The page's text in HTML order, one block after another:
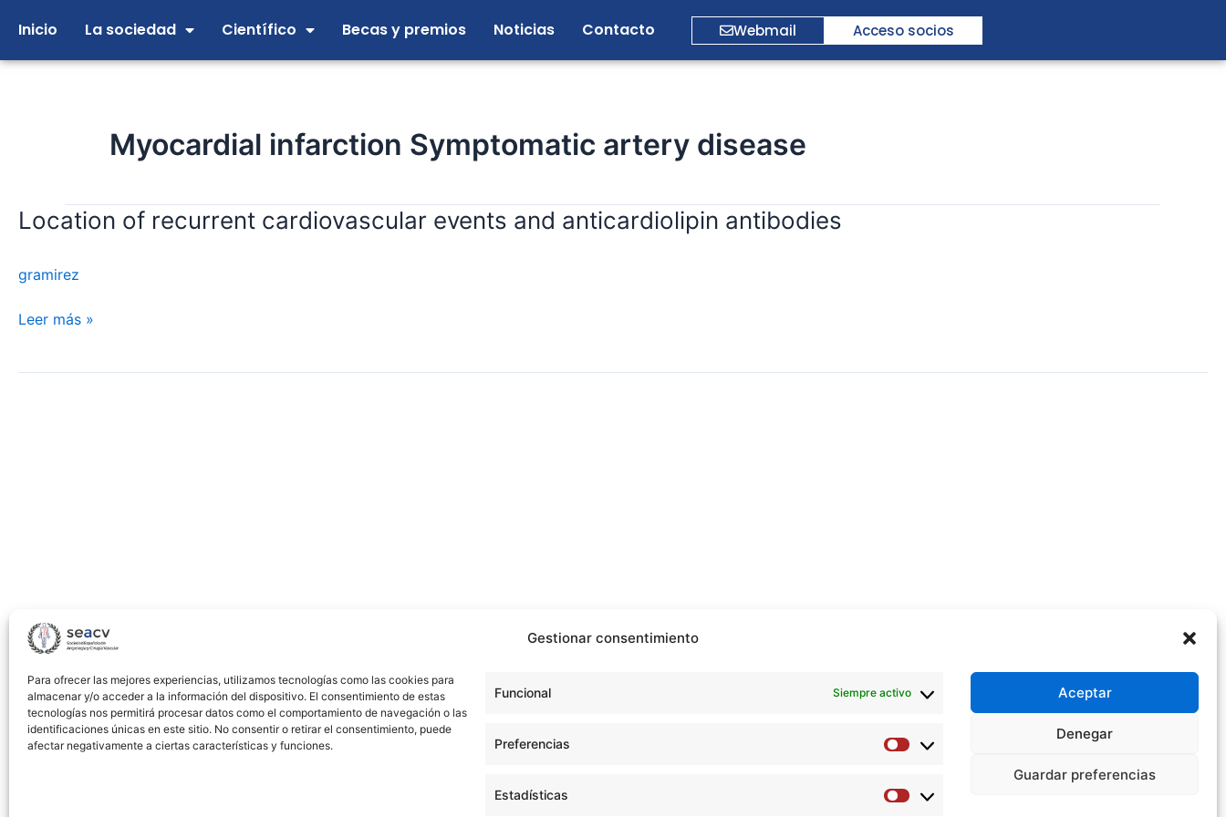
Gestionar consentimiento
Para ofrecer las mejores experiencias, utilizamos tecnologías como las cookies para
almacenar y/o acceder a la información del dispositivo. El consentimiento de estas
tecnologías nos permitirá procesar datos como el comportamiento de navegación o las
identificaciones únicas en este sitio. No consentir o retirar el consentimiento, puede
afectar negativamente a ciertas características y funciones.
Funcional Siempre activo
Preferencias
Preferencias
Estadísticas
Estadísticas
Aceptar
Denegar
Guardar preferencias
contenido
Inicio La sociedad Científico Becas y premios Noticias Contacto Webmail Acceso socios
Myocardial infarction Symptomatic artery disease
Location of recurrent cardiovascular events and anticardiolipin antibodies
gramirez
Location
cardiovascular
events
Leer más »